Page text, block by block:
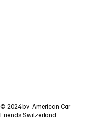
© 2024 by American Car
Friends Switzerland